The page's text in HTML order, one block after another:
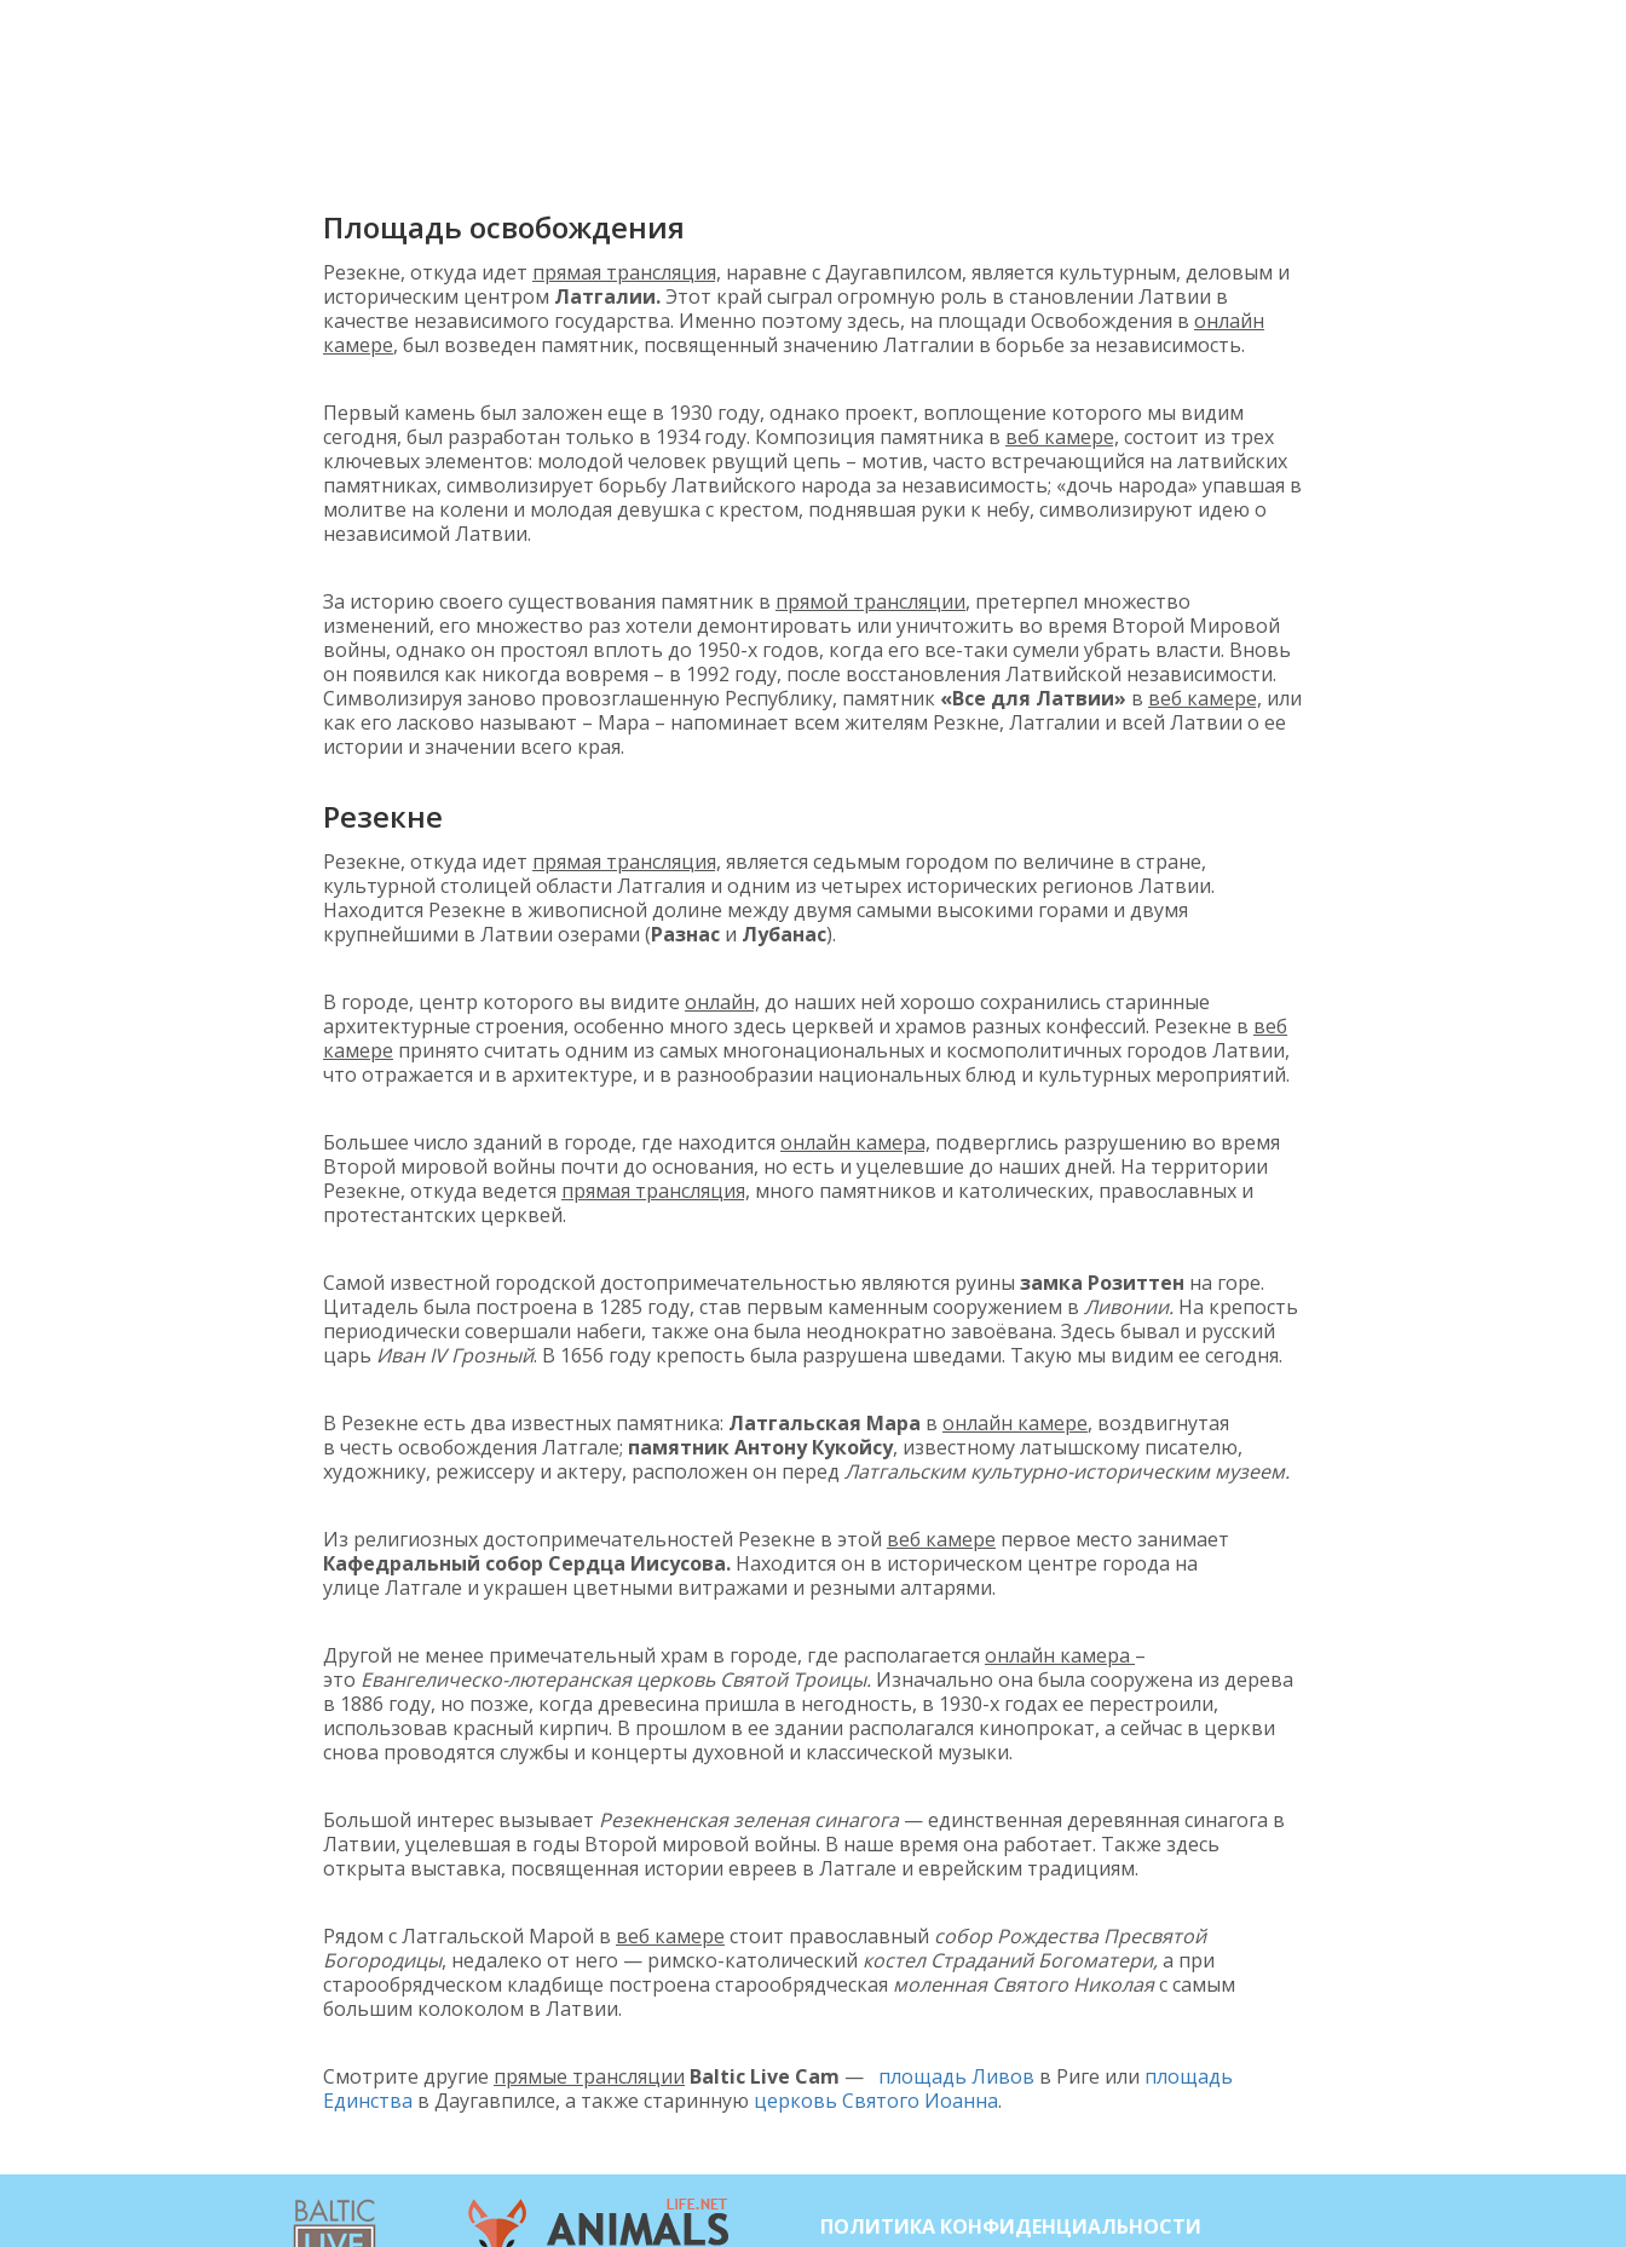
Площадь освобождения
Резекне, откуда идет прямая трансляция, наравне с Даугавпилсом, является культурным, деловым и
историческим центром Латгалии.Этот край сыграл огромную роль в становлении Латвии в
качестве независимого государства. Именно поэтому здесь, на площади Освобождения в онлайн
камере, был возведен памятник, посвященный значению Латгалии в борьбе за независимость.
Первый камень был заложен еще в 1930 году, однако проект, воплощение которого мы видим
сегодня, был разработан только в 1934 году. Композиция памятника в веб камере, состоит из трех
ключевых элементов: молодой человек рвущий цепь – мотив, часто встречающийся на латвийских
памятниках, символизирует борьбу Латвийского народа за независимость; «дочь народа» упавшая в
молитве на колени и молодая девушка с крестом, поднявшая руки к небу, символизируют идею о
независимой Латвии.
За историю своего существования памятник в прямой трансляции, претерпел множество
изменений, его множество раз хотели демонтировать или уничтожить во время Второй Мировой
войны, однако он простоял вплоть до 1950-х годов, когда его все-таки сумели убрать власти. Вновь
он появился как никогда вовремя – в 1992 году, после восстановления Латвийской независимости.
Символизируя заново провозглашенную Республику, памятник «Все для Латвии» в веб камере, или
как его ласково называют – Мара – напоминает всем жителям Резкне, Латгалии и всей Латвии о ее
истории и значении всего края.
Резекне
Резекне, откуда идет прямая трансляция, является седьмым городом по величине в стране,
культурной столицей области Латгалия и одним из четырех исторических регионов Латвии.
Находится Резекне в живописной долине между двумя самыми высокими горами и двумя
крупнейшими в Латвии озерами (Разнас и Лубанас).
В городе, центр которого вы видите онлайн, до наших ней хорошо сохранились старинные
архитектурные строения, особенно много здесь церквей и храмов разных конфессий. Резекне в веб
камере принято считать одним из самых многонациональных и космополитичных городов Латвии,
что отражается и в архитектуре, и в разнообразии национальных блюд и культурных мероприятий.
Большее число зданий в городе, где находится онлайн камера, подверглись разрушению во время
Второй мировой войны почти до основания, но есть и уцелевшие до наших дней. На территории
Резекне, откуда ведется прямая трансляция, много памятников и католических, православных и
протестантских церквей.
Самой известной городской достопримечательностью являются руины замка Розиттен на горе.
Цитадель была построена в 1285 году, став первым каменным сооружением в Ливонии. На крепость
периодически совершали набеги, также она была неоднократно завоёвана. Здесь бывал и русский
царь Иван IV Грозный. В 1656 году крепость была разрушена шведами. Такую мы видим ее сегодня.
В Резекне есть два известных памятника: Латгальская Мара в онлайн камере, воздвигнутая
в честь освобождения Латгале; памятник Антону Кукойсу, известному латышскому писателю,
художнику, режиссеру и актеру, расположен он перед Латгальским культурно-историческим музеем.
Из религиозных достопримечательностей Резекне в этой веб камере первое место занимает
Кафедральный собор Сердца Иисусова. Находится он в историческом центре города на
улице Латгале и украшен цветными витражами и резными алтарями.
Другой не менее примечательный храм в городе, где располагается онлайн камера –
это Евангелическо-лютеранская церковь Святой Троицы. Изначально она была сооружена из дерева
в 1886 году, но позже, когда древесина пришла в негодность, в 1930-х годах ее перестроили,
использовав красный кирпич. В прошлом в ее здании располагался кинопрокат, а сейчас в церкви
снова проводятся службы и концерты духовной и классической музыки.
Большой интерес вызывает Резекненская зеленая синагога — единственная деревянная синагога в
Латвии, уцелевшая в годы Второй мировой войны. В наше время она работает. Также здесь
открыта выставка, посвященная истории евреев в Латгале и еврейским традициям.
Рядом с Латгальской Марой в веб камере стоит православный собор Рождества Пресвятой
Богородицы, недалеко от него — римско-католический костел Страданий Богоматери,а при
старообрядческом кладбище построена старообрядческая моленная Святого Николаяс самым
большим колоколом в Латвии.
Смотрите другие прямые трансляции Baltic Live Cam — площадь Ливов в Риге или площадь
Единства в Даугавпилсе, а также старинную церковь Святого Иоанна.
ПОЛИТИКА КОНФИДЕНЦИАЛЬНОСТИ